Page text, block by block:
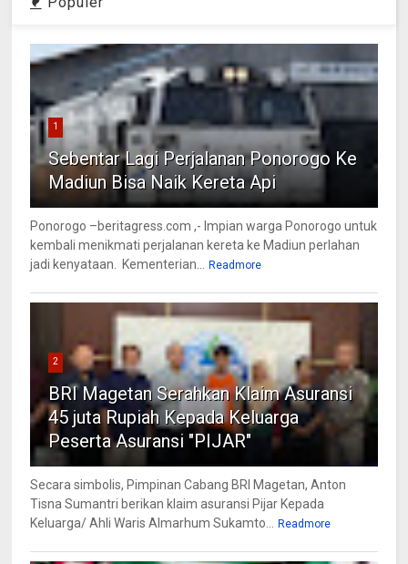
1
Sebentar Lagi Perjalanan Ponorogo Ke
Madiun Bisa Naik Kereta Api
Ponorogo –beritagress.com ,- Impian warga Ponorogo untuk
kembali menikmati perjalanan kereta ke Madiun perlahan
jadi kenyataan. Kementerian...
Readmore
2
BRI Magetan Serahkan Klaim Asuransi
45 juta Rupiah Kepada Keluarga
Peserta Asuransi "PIJAR"
Secara simbolis, Pimpinan Cabang BRI Magetan, Anton
Tisna Sumantri berikan klaim asuransi Pijar Kepada
Keluarga/ Ahli Waris Almarhum Sukamto...
Readmore